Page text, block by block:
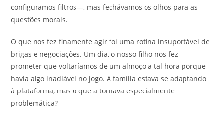
configuramos filtros—, mas fechávamos os olhos para as
questões morais.
O que nos fez finamente agir foi uma rotina insuportável de
brigas e negociações. Um dia, o nosso filho nos fez
prometer que voltaríamos de um almoço a tal hora porque
havia algo inadiável no jogo. A família estava se adaptando
à plataforma, mas o que a tornava especialmente
problemática?